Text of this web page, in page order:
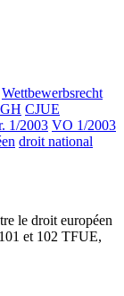
Wettbewerbsrecht
CJUE
1/2003 VO 1/2003
droit national
le droit européen
et 102 TFUE,